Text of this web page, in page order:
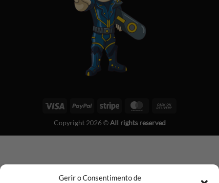
Gerir o Consentimento de
Visa PayPal Stripe MasterCard
Copyright 2026 ©All rights reserved